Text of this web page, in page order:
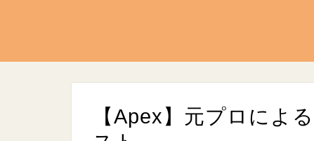
【Apex】元プロによ